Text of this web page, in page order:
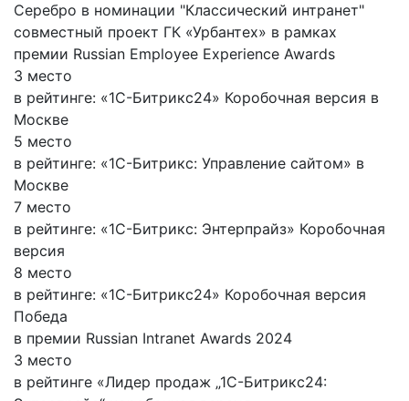
Серебро в номинации "Классический интранет"
совместный проект ГК «Урбантех» в рамках
премии Russian Employee Experience Awards
3 место
в рейтинге: «1С-Битрикс24» Коробочная версия в
Москве
5 место
в рейтинге: «1С-Битрикс: Управление сайтом» в
Москве
7 место
в рейтинге: «1С-Битрикс: Энтерпрайз» Коробочная
версия
8 место
в рейтинге: «1С-Битрикс24» Коробочная версия
Победа
в премии Russian Intranet Awards 2024
3 место
в рейтинге «Лидер продаж „1С-Битрикс24: